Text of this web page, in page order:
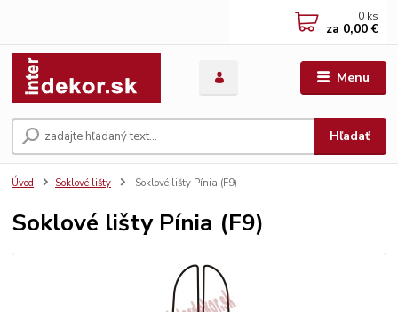
Menu
Hľadať
0 ks
za 0,00 €
Úvod Soklové lišty Soklové lišty Pínia (F9)
Soklové lišty Pínia (F9)